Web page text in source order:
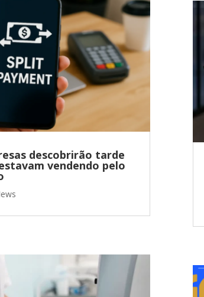
descobrirão tarde
vendendo pelo